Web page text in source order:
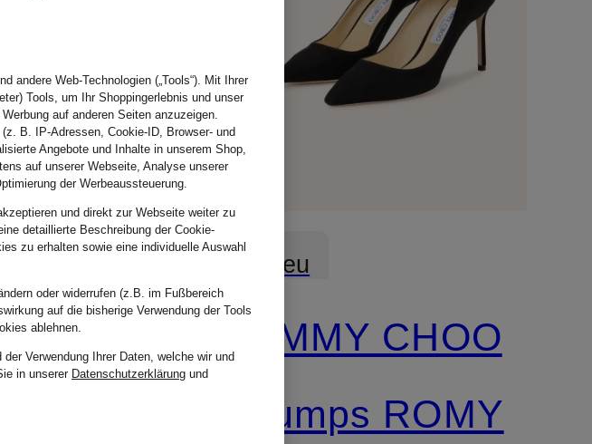
Neu
JIMMY CHOO
Pumps ROMY
andere Web-Technologien („Tools“). Mit Ihrer
Tools, um Ihr Shoppingerlebnis und unser
auf anderen Seiten anzuzeigen.
B. IP-Adressen, Cookie-ID, Browser- und
Angebote und Inhalte in unserem Shop,
auf unserer Webseite, Analyse unserer
der Werbeaussteuerung.
und direkt zur Webseite weiter zu
detaillierte Beschreibung der Cookie-
zu erhalten sowie eine individuelle Auswahl
oder widerrufen (z.B. im Fußbereich
auf die bisherige Verwendung der Tools
ablehnen.
Verwendung Ihrer Daten, welche wir und
in unserer Datenschutzerklärung und